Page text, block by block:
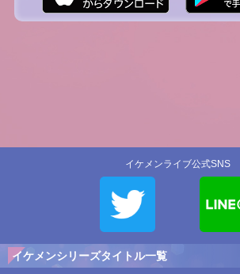
イケメンライブ公式SNS
イケメンシリーズタイトル一覧